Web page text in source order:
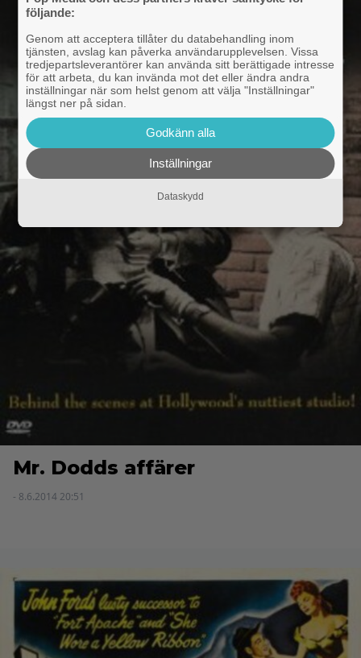
Mr. Dodds affärer
- 8.6.2014 20:51
följande:
Genom att acceptera tillåter du databehandling inom
tjänsten, avslag kan påverka användarupplevelsen. Vissa
tredjepartsleverantörer kan använda sitt berättigade intresse
för att arbeta, du kan invända mot det eller ändra andra
inställningar när som helst genom att välja "Inställningar"
längst ner på sidan.
Godkänn alla
Inställningar
Dataskydd